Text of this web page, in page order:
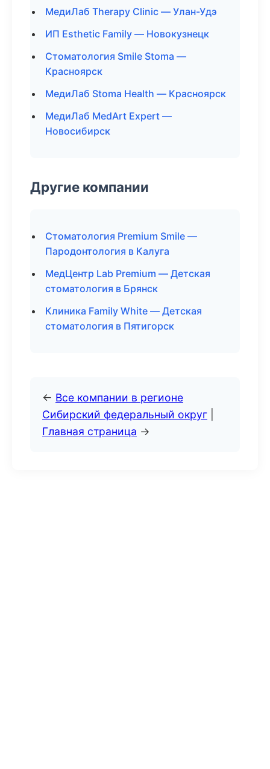
МедиЛаб Therapy Clinic — Улан-Удэ
ИП Esthetic Family — Новокузнецк
Стоматология Smile Stoma —
Красноярск
МедиЛаб Stoma Health — Красноярск
МедиЛаб MedArt Expert —
Новосибирск
Другие компании
Стоматология Premium Smile —
Пародонтология в Калуга
МедЦентр Lab Premium — Детская
стоматология в Брянск
Клиника Family White — Детская
стоматология в Пятигорск
← Все компании в регионе
Сибирский федеральный округ
Главная страница →